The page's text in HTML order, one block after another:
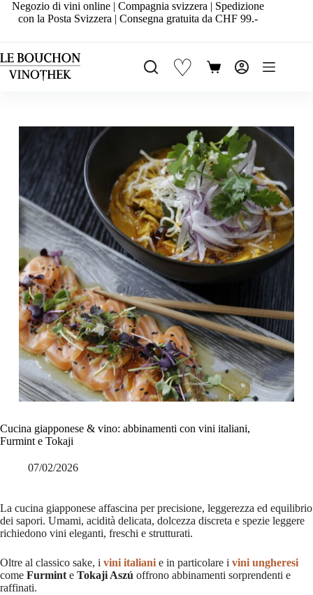
SaltaNegozio di vini online | Compagnia svizzera | Spedizione
con la Posta Svizzera | Consegna gratuita da CHF 99.-
♡ Carrello
Cucina giapponese & vino: abbinamenti con vini italiani,
Furmint e Tokaji
07/02/2026
La cucina giapponese affascina per precisione, leggerezza ed equilibrio
dei sapori. Umami, acidità delicata, dolcezza discreta e spezie leggere
richiedono vini eleganti, freschi e strutturati.
Oltre al classico sake, i vini italiani e in particolare i vini ungheresi
come Furmint e Tokaji Aszú offrono abbinamenti sorprendenti e
raffinati.